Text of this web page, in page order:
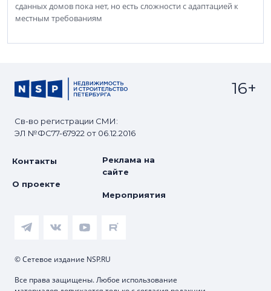
сданных домов пока нет, но есть сложности с адаптацией к
местным требованиям
Св-во регистрации СМИ:
ЭЛ №ФС77-67922 от 06.12.2016
16+
Контакты
О проекте
Реклама на
сайте
Мероприятия
© Сетевое издание NSP.RU
Все права защищены. Любое использование